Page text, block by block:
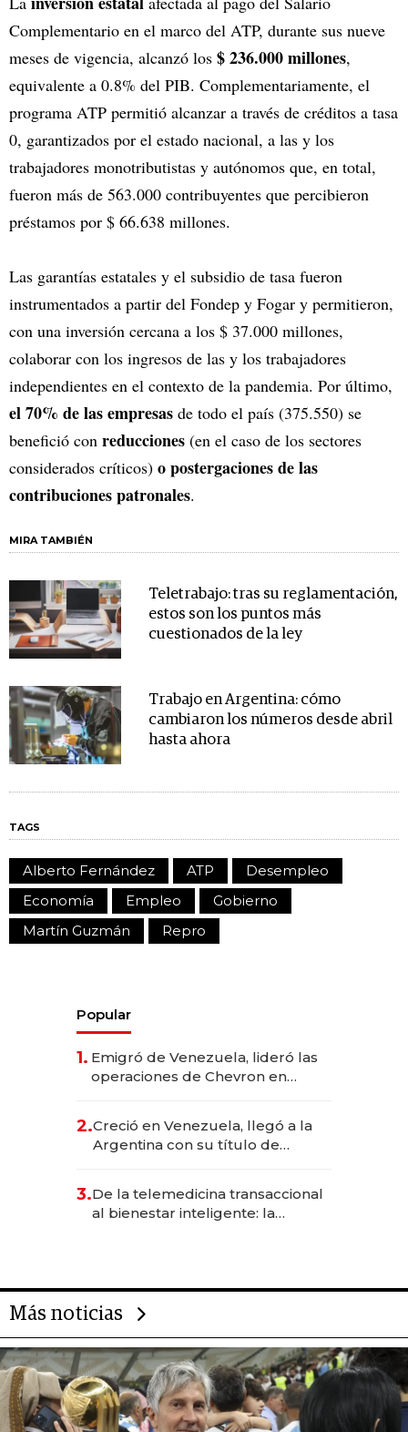
Complementario en el marco del ATP, durante sus nueve
meses de vigencia, alcanzó los $ 236.000 millones,
equivalente a 0.8% del PIB. Complementariamente, el
programa ATP permitió alcanzar a través de créditos a tasa
0, garantizados por el estado nacional, a las y los
trabajadores monotributistas y autónomos que, en total,
fueron más de 563.000 contribuyentes que percibieron
préstamos por $ 66.638 millones.
Las garantías estatales y el subsidio de tasa fueron
instrumentados a partir del Fondep y Fogar y permitieron,
con una inversión cercana a los $ 37.000 millones,
colaborar con los ingresos de las y los trabajadores
independientes en el contexto de la pandemia. Por último,
el 70% de las empresas de todo el país (375.550) se
benefició con reducciones (en el caso de los sectores
considerados críticos) o postergaciones de las
contribuciones patronales.
MIRA TAMBIÉN
Teletrabajo: tras su reglamentación,
estos son los puntos más
cuestionados de la ley
Trabajo en Argentina: cómo
cambiaron los números desde abril
hasta ahora
TAGS
Alberto Fernández ATP
Desempleo
Economía
Empleo
Gobierno
Martín Guzmán
Repro
Popular
1. Emigró de Venezuela, lideró las
operaciones de Chevron en
2.Creció en Venezuela, llegó a la
Argentina con su título de
las marcas "fast premium"
3.De la telemedicina transaccional
al bienestar inteligente: la
Más noticias